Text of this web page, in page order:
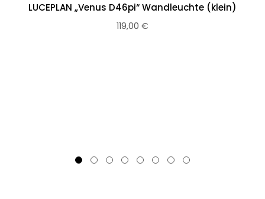
LUCEPLAN „Venus D46pi“ Wandleuchte (klein)
119,00 €